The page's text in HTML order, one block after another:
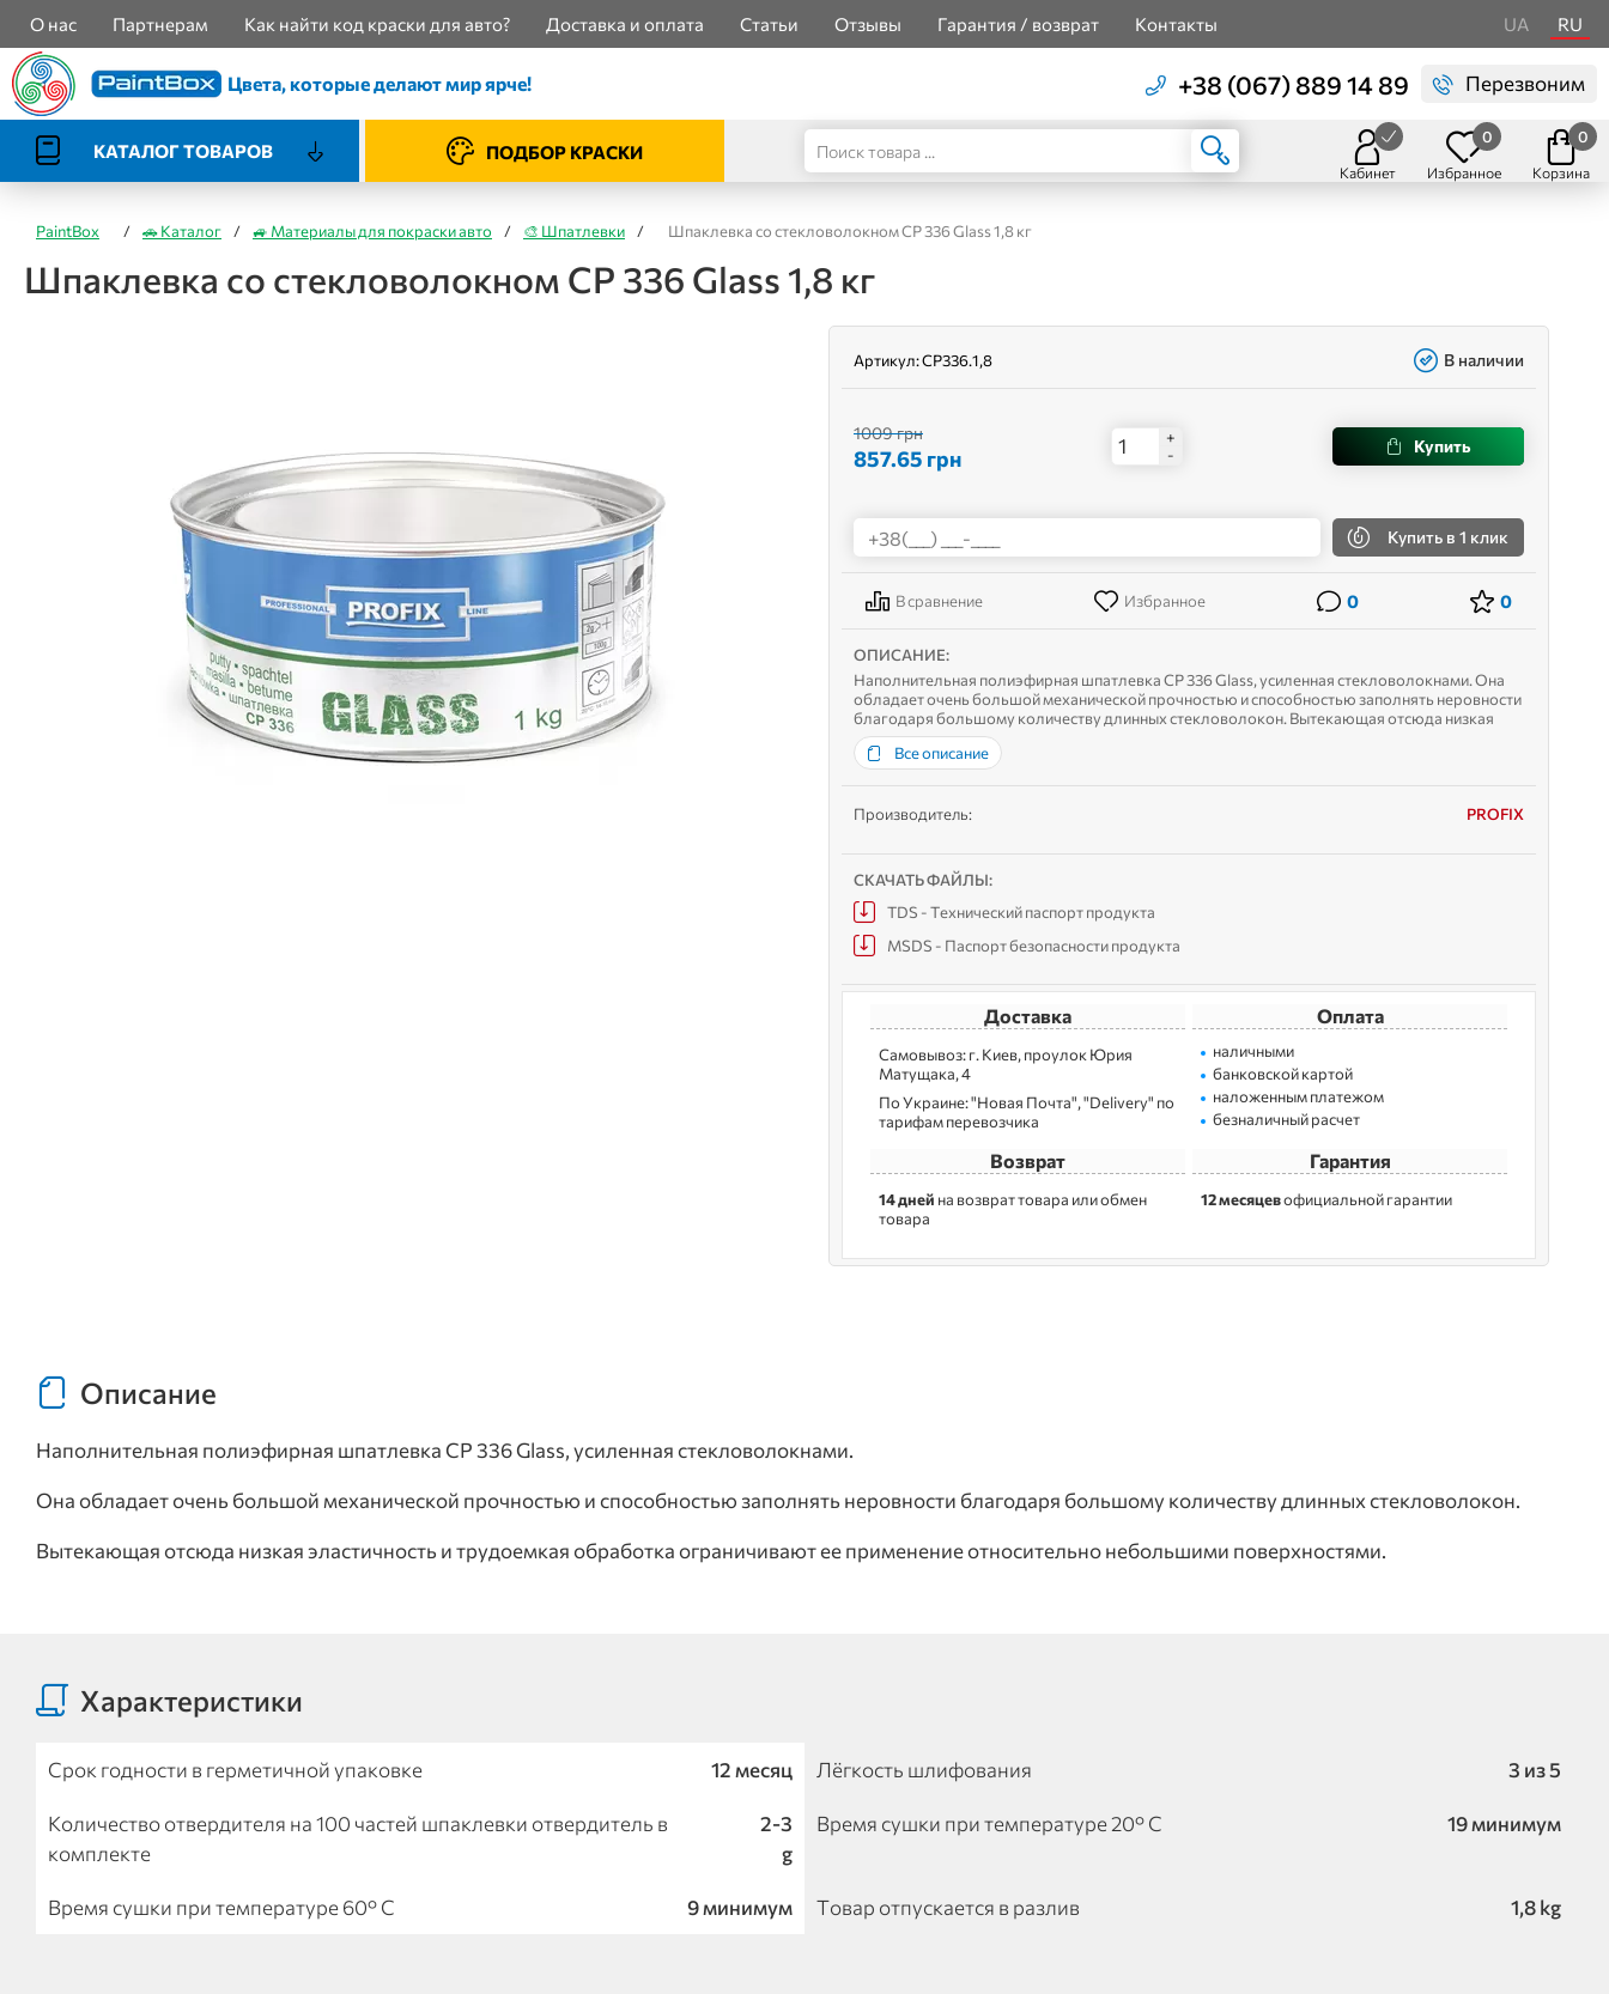
О нас Партнерам Как найти код краски для авто? Доставка и оплата Статьи Отзывы Гарантия / возврат Контакты UA RU
Цвета, которые делают мир ярче! +38 (067) 889 14 89 Перезвоним
КАТАЛОГ ТОВАРОВ ПОДБОР КРАСКИ
Кабинет Избранное
0
Корзина
0
PaintBox / 🚗 Каталог / 🚙 Материалы для покраски авто / 🎨 Шпатлевки / Шпаклевка со стекловолокном CP 336 Glass 1,8 кг
Шпаклевка со стекловолокном CP 336 Glass 1,8 кг
Артикул:CP336.1,8 В наличии
1009 грн
857.65 грн
+
-
Купить
Купить в 1 клик
В сравнение Избранное 0 0
ОПИСАНИЕ:
Наполнительная полиэфирная шпатлевка CP 336 Glass, усиленная стекловолокнами. Она
обладает очень большой механической прочностью и способностью заполнять неровности
благодаря большому количеству длинных стекловолокон. Вытекающая отсюда низкая
эластичность и трудоемкая обработка ограничивают ее приме...
Все описание
Производитель: PROFIX
СКАЧАТЬ ФАЙЛЫ:
TDS - Технический паспорт продукта
MSDS - Паспорт безопасности продукта
Доставка
Самовывоз: г. Kиев, пpoулoк Юрия
Матущака, 4
По Украине: "Новая Почта", "Delivery" по
тарифам перевозчика
Оплата
наличными
банковской картой
наложенным платежом
безналичный расчет
Возврат
14 дней на возврат товара или обмен
товара
Гарантия
12 месяцевофициальной гарантии
Описание
Наполнительная полиэфирная шпатлевка CP 336 Glass, усиленная стекловолокнами.
Она обладает очень большой механической прочностью и способностью заполнять неровности благодаря большому количеству длинных стекловолокон.
Вытекающая отсюда низкая эластичность и трудоемкая обработка ограничивают ее применение относительно небольшими поверхностями.
Характеристики
Срок годности в герметичной упаковке 12 месяц Лёгкость шлифования 3 из 5
Количество отвердителя на 100 частей шпаклевки отвердитель в
комплекте
2-3
g
Время сушки при температуре 20° С 19 минимум
Время сушки при температуре 60° С 9 минимум Товар отпускается в разлив 1,8 kg